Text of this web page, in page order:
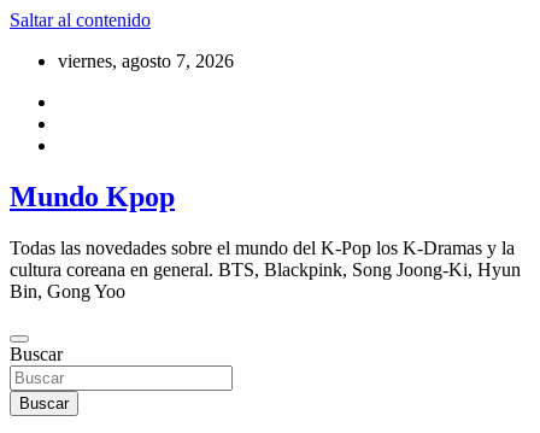
Saltar al contenido
viernes, agosto 7, 2026
Mundo Kpop
Todas las novedades sobre el mundo del K-Pop los K-Dramas y la
cultura coreana en general. BTS, Blackpink, Song Joong-Ki, Hyun
Bin, Gong Yoo
Buscar
Buscar